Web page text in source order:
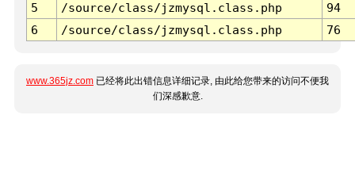
5
/source/class/jzmysql.class.php
94
6
/source/class/jzmysql.class.php 76
www.365jz.com 已经将此出错信息详细记录, 由此给您带来的访问不便我
们深感歉意.